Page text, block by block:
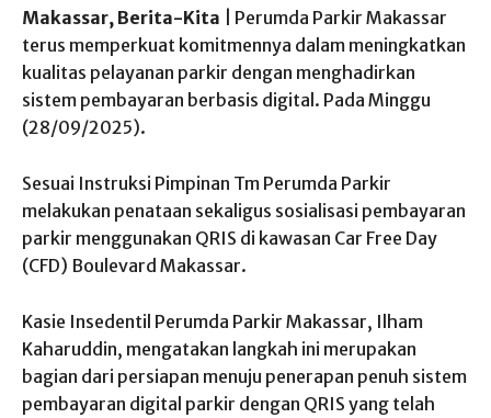
Makassar, Berita-Kita | Perumda Parkir Makassar
terus memperkuat komitmennya dalam meningkatkan
kualitas pelayanan parkir dengan menghadirkan
sistem pembayaran berbasis digital. Pada Minggu
(28/09/2025).
Sesuai Instruksi Pimpinan Tm Perumda Parkir
melakukan penataan sekaligus sosialisasi pembayaran
parkir menggunakan QRIS di kawasan Car Free Day
(CFD) Boulevard Makassar.
Kasie Insedentil Perumda Parkir Makassar, Ilham
Kaharuddin, mengatakan langkah ini merupakan
bagian dari persiapan menuju penerapan penuh sistem
pembayaran digital parkir dengan QRIS yang telah